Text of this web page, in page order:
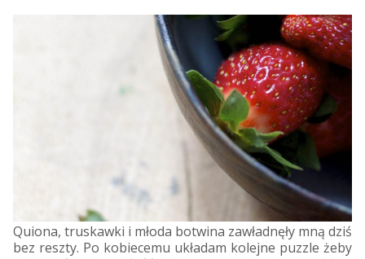
Quiona, truskawki i młoda botwina zawładnęły mną dziś
bez reszty. Po kobiecemu układam kolejne puzzle żeby